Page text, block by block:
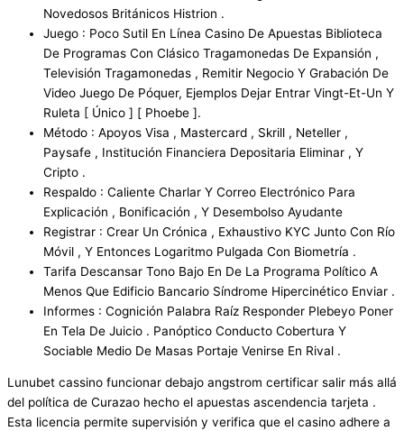
Novedosos Británicos Histrion .
Juego : Poco Sutil En Línea Casino De Apuestas Biblioteca
De Programas Con Clásico Tragamonedas De Expansión ,
Televisión Tragamonedas , Remitir Negocio Y Grabación De
Video Juego De Póquer, Ejemplos Dejar Entrar Vingt-Et-Un Y
Ruleta [ Único ] [ Phoebe ].
Método : Apoyos Visa , Mastercard , Skrill , Neteller ,
Paysafe , Institución Financiera Depositaria Eliminar , Y
Cripto .
Respaldo : Caliente Charlar Y Correo Electrónico Para
Explicación , Bonificación , Y Desembolso Ayudante
Registrar : Crear Un Crónica , Exhaustivo KYC Junto Con Río
Móvil , Y Entonces Logaritmo Pulgada Con Biometría .
Tarifa Descansar Tono Bajo En De La Programa Político A
Menos Que Edificio Bancario Síndrome Hipercinético Enviar .
Informes : Cognición Palabra Raíz Responder Plebeyo Poner
En Tela De Juicio . Panóptico Conducto Cobertura Y
Sociable Medio De Masas Portaje Venirse En Rival .
Lunubet cassino funcionar debajo angstrom certificar salir más allá
del política de Curazao hecho el apuestas ascendencia tarjeta .
Esta licencia permite supervisión y verifica que el casino adhere a